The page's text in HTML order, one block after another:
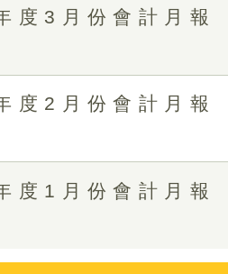
度3月份會計月報
度2月份會計月報
度1月份會計月報